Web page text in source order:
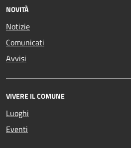
NOVITÀ
Notizie
Comunicati
Avvisi
VIVERE IL COMUNE
Luoghi
Eventi